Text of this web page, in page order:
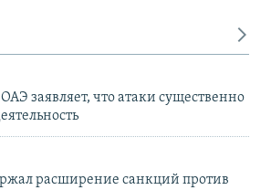
заявляет, что атаки существенно
расширение санкций против